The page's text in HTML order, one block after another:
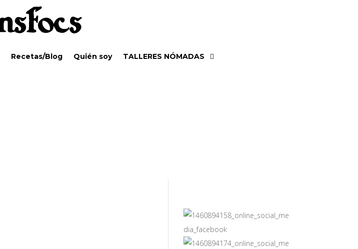
Recetas/Blog Quién soy TALLERES NÓMADAS